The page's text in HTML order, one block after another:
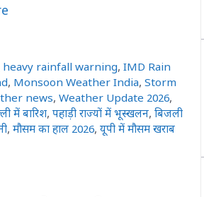
heavy rainfall warning,IMD Rain
, Monsoon Weather India, Storm
news, Weather Update 2026,
में बारिश, पहाड़ी राज्यों में भूस्खलन, बिजली
, मौसम का हाल 2026, यूपी में मौसम खराब